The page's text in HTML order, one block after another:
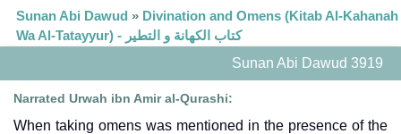
Sunan Abi Dawud » Divination and Omens (Kitab Al-Kahanah
Wa Al-Tatayyur) - كتاب الكهانة و التطير
Sunan Abi Dawud 3919
Narrated Urwah ibn Amir al-Qurashi:
When taking omens was mentioned in the presence of the